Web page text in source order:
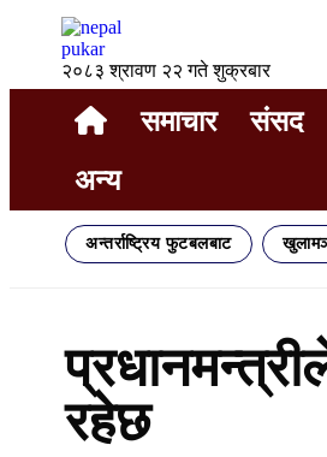
२०८३ श्रावण २२ गते शुक्रबार
समाचार संसद
अन्य
अन्तर्राष्ट्रिय फुटबलबाट
रहेछ